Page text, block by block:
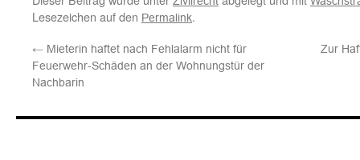
Lesezeichen auf den Permalink.
← Mieterin haftet nach Fehlalarm nicht für
Feuerwehr-Schäden an der Wohnungstür der
Nachbarin
Zur